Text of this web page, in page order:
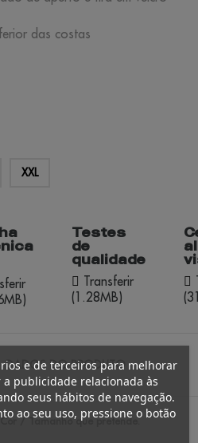
das costas
XXL
Testes
de
qualidade
Transferir
(1.28MB)
DADOS DO PRODUTO
/ Tamanho que pretende.
e de terceiros para melhorar
a publicidade relacionada às
seus hábitos de navegação.
ao seu uso, pressione o botão